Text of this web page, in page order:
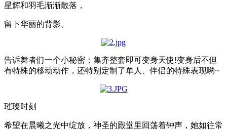
星辉和羽毛渐渐散落，
留下华丽的背影。
告诉舞者们一个小秘密：集齐整套即可变身天使!变身后不但
有特殊的移动动作，还特别定制了单人、伴侣的特殊表现哟~
璀璨时刻
希望在晨曦之光中绽放，神圣的殿堂里回荡着钟声，她如往常